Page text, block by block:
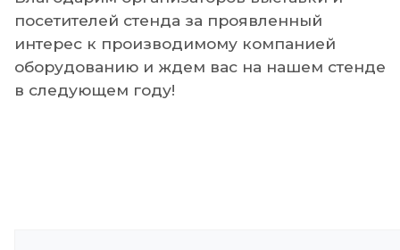
посетителей стенда за проявленный
интерес к производимому компанией
оборудованию и ждем вас на нашем стенде
в следующем году!